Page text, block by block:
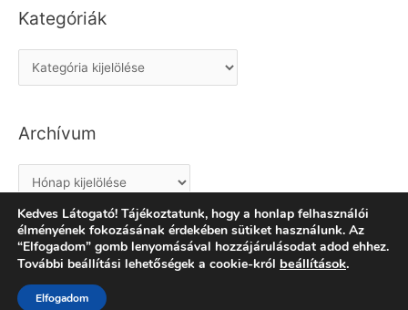
Kategóriák
a
e
r
i
á
Archívum
c
h
v
Copyright © 2026TURRIS SE Asztalitenisz Szakosztály
Powered by
Kedves Látogató! Tájékoztatunk, hogy a honlap felhasználói
élményének fokozásának érdekében sütiket használunk. Az
“Elfogadom” gomb lenyomásával hozzájárulásodat adod ehhez.
További beállítási lehetőségek a cookie-król beállítások.
Elfogadom